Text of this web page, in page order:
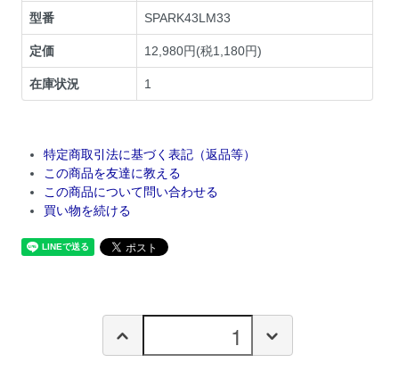
型番 SPARK43LM33
定価 12,980円(税1,180円)
在庫状況 1
特定商取引法に基づく表記（返品等）
この商品を友達に教える
この商品について問い合わせる
買い物を続ける